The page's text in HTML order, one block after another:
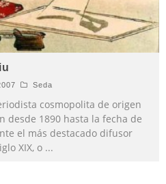
Seda
cosmopolita de origen
desde 1890 hasta la fecha de
el más destacado difusor
XIX, o ...